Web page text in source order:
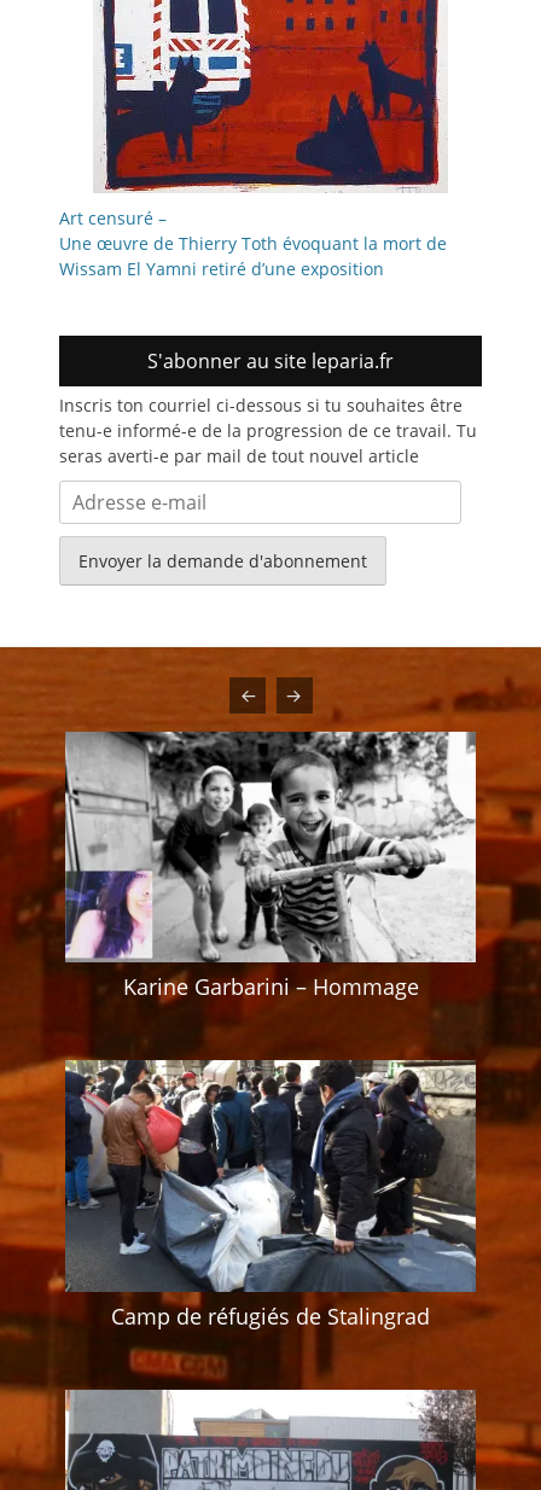
Art censuré –
Une œuvre de Thierry Toth évoquant la mort de
Wissam El Yamni retiré d’une exposition
S'abonner au site leparia.fr
Inscris ton courriel ci-dessous si tu souhaites être
tenu-e informé-e de la progression de ce travail. Tu
seras averti-e par mail de tout nouvel article
Adresse
e-
mail
Karine Garbarini – Hommage
Camp de réfugiés de Stalingrad